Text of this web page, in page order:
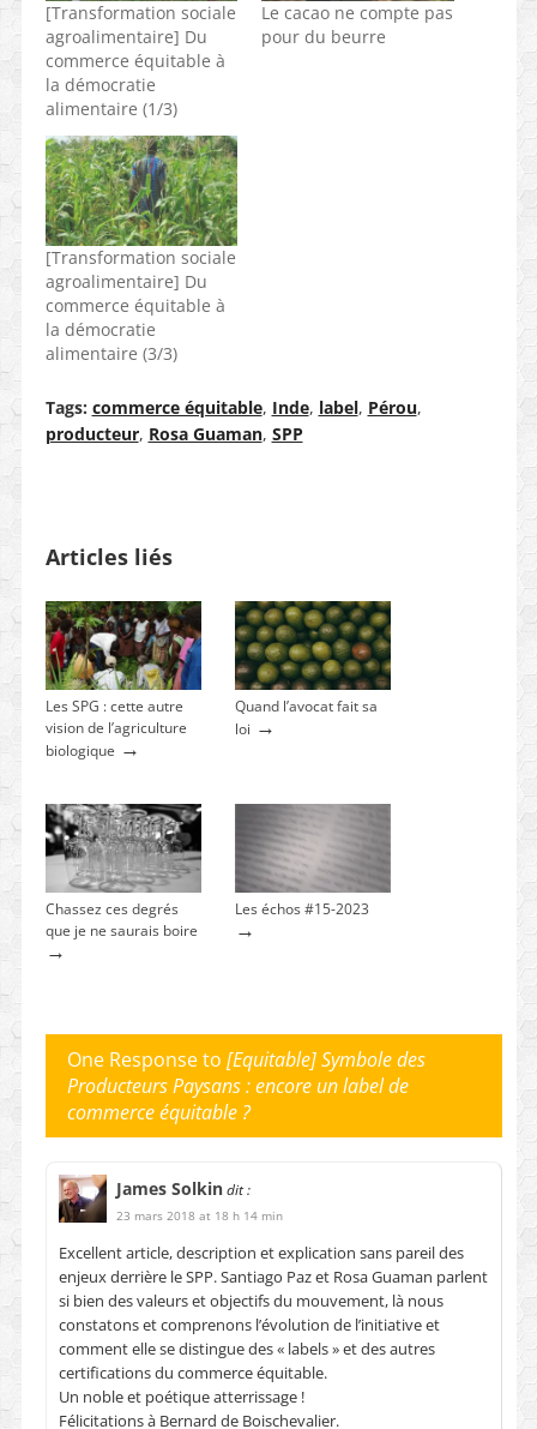
[Transformation sociale
agroalimentaire] Du
commerce équitable à
la démocratie
alimentaire (1/3)
Le cacao ne compte pas
pour du beurre
[Transformation sociale
agroalimentaire] Du
commerce équitable à
la démocratie
alimentaire (3/3)
Tags: commerce équitable, Inde, label, Pérou,
producteur, Rosa Guaman, SPP
Articles liés
Les SPG : cette autre
vision de l’agriculture
biologique →
Quand l’avocat fait sa
loi →
Chassez ces degrés
que je ne saurais boire
→
Les échos #15-2023
→
One Response to [Equitable] Symbole des
Producteurs Paysans : encore un label de
commerce équitable ?
James Solkin dit :
23 mars 2018 at 18 h 14 min
Excellent article, description et explication sans pareil des
enjeux derrière le SPP. Santiago Paz et Rosa Guaman parlent
si bien des valeurs et objectifs du mouvement, là nous
constatons et comprenons l’évolution de l’initiative et
comment elle se distingue des « labels » et des autres
certifications du commerce équitable.
Un noble et poétique atterrissage !
Félicitations à Bernard de Boischevalier.